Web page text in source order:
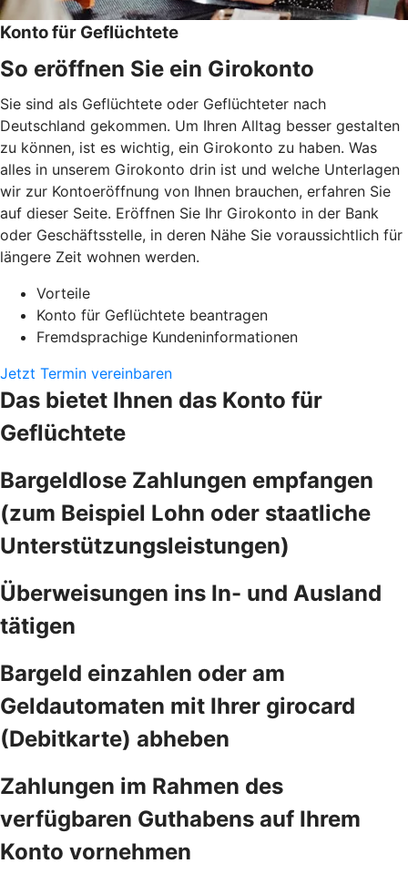
Konto für Geflüchtete
So eröffnen Sie ein Girokonto
Sie sind als Geflüchtete oder Geflüchteter nach
Deutschland gekommen. Um Ihren Alltag besser gestalten
zu können, ist es wichtig, ein Girokonto zu haben. Was
alles in unserem Girokonto drin ist und welche Unterlagen
wir zur Kontoeröffnung von Ihnen brauchen, erfahren Sie
auf dieser Seite. Eröffnen Sie Ihr Girokonto in der Bank
oder Geschäftsstelle, in deren Nähe Sie voraussichtlich für
längere Zeit wohnen werden.
Vorteile
Konto für Geflüchtete beantragen
Fremdsprachige Kundeninformationen
Jetzt Termin vereinbaren
Das bietet Ihnen das Konto für
Geflüchtete
Bargeldlose Zahlungen empfangen
(zum Beispiel Lohn oder staatliche
Unterstützungsleistungen)
Überweisungen ins In- und Ausland
tätigen
Bargeld einzahlen oder am
Geldautomaten mit Ihrer girocard
(Debitkarte) abheben
Zahlungen im Rahmen des
verfügbaren Guthabens auf Ihrem
Konto vornehmen